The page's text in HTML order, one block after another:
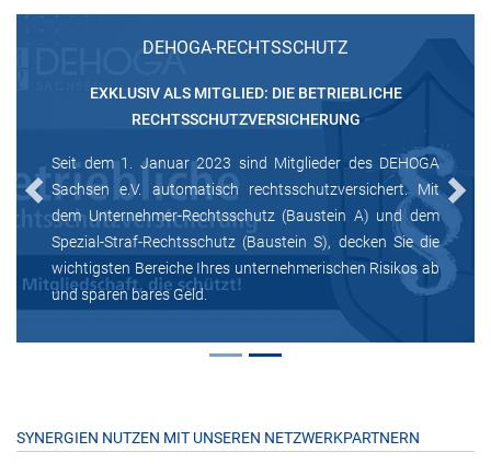
DEHOGA-RECHTSSCHUTZ
EXKLUSIV ALS MITGLIED: DIE BETRIEBLICHE
RECHTSSCHUTZVERSICHERUNG
Seit dem 1. Januar 2023 sind Mitglieder des DEHOGA
Sachsen e.V. automatisch rechtsschutzversichert. Mit
dem Unternehmer-Rechtsschutz (Baustein A) und dem
Spezial-Straf-Rechtsschutz (Baustein S), decken Sie die
wichtigsten Bereiche Ihres unternehmerischen Risikos ab
und sparen bares Geld.
Previous Next
SYNERGIEN NUTZEN MIT UNSEREN NETZWERKPARTNERN